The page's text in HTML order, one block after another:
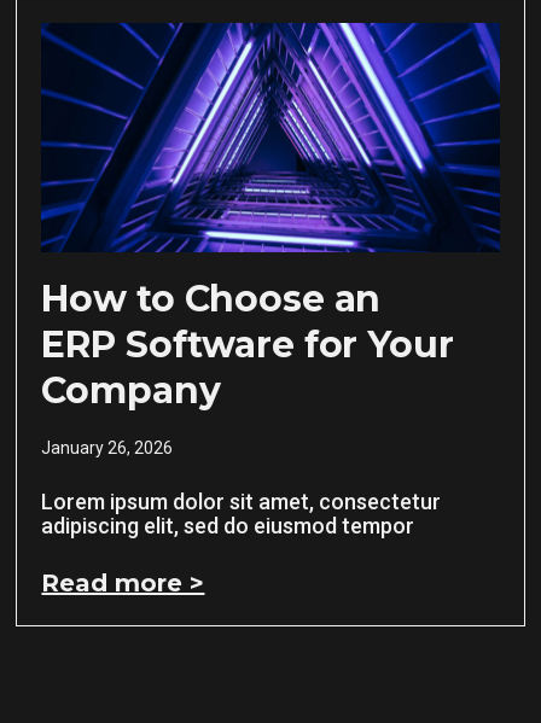
How to Choose an
ERP Software for Your
Company
January 26, 2026
Lorem ipsum dolor sit amet, consectetur
adipiscing elit, sed do eiusmod tempor
Read more >